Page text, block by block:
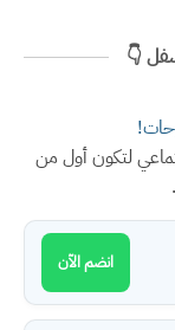
👇
لتكون أول من
انضم الآن